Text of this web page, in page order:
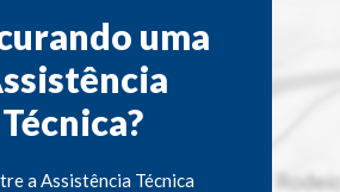
uma
Técnica?
a Assistência Técnica